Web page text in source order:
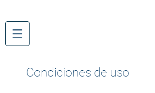
Condiciones de uso